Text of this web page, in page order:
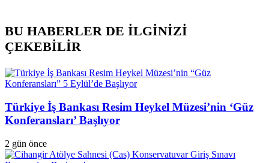
BU HABERLER DE İLGİNİZİ
ÇEKEBİLİR
Türkiye İş Bankası Resim Heykel Müzesi’nin ‘Güz
Konferansları’ Başlıyor
2 gün önce